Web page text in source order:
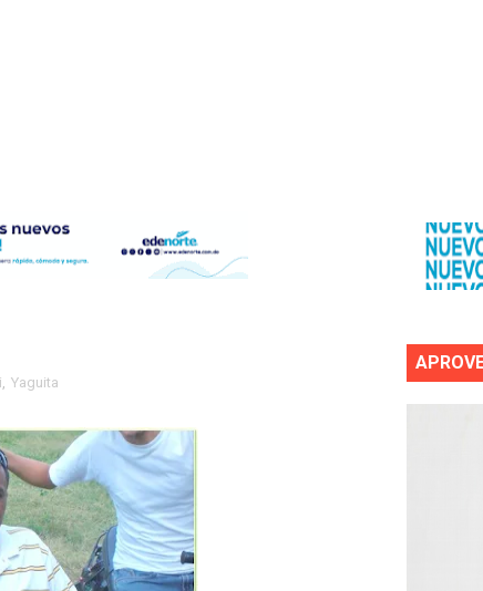
el euro sigue a $68.74
en Long Island
heridos
migrantes en Ceuta
fábrica de alcohol adulterado y recuperan motocicleta
en La Zurza, Distrito Nacional
, Yaguita